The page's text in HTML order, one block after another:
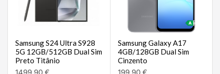
Samsung S24 Ultra S928
5G 12GB/512GB Dual Sim
Preto Titânio
Samsung Galaxy A17
4GB/128GB Dual Sim
Cinzento